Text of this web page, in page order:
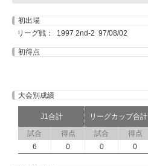
初出場
リーグ戦： 1997 2nd-2 97/08/02
初得点
大会別成績
J1合計 リーグカップ合計
試合
得点 試合 得点
6
0 0 0